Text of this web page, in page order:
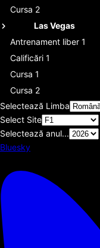
Cursa 2
Las Vegas
Antrenament liber 1
Calificări 1
Cursa 1
Cursa 2
Selectează Limba
Select Site
Selectează anul...
Bluesky